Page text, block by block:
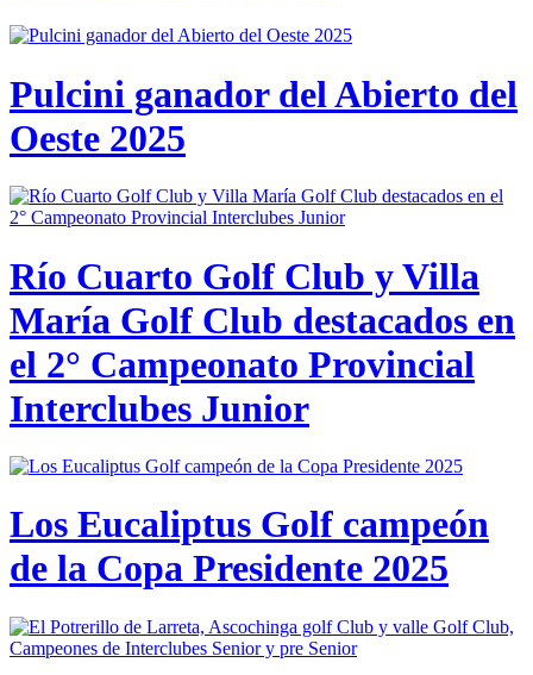
Pulcini ganador del Abierto del
Oeste 2025
Río Cuarto Golf Club y Villa
María Golf Club destacados en
el 2° Campeonato Provincial
Interclubes Junior
Los Eucaliptus Golf campeón
de la Copa Presidente 2025